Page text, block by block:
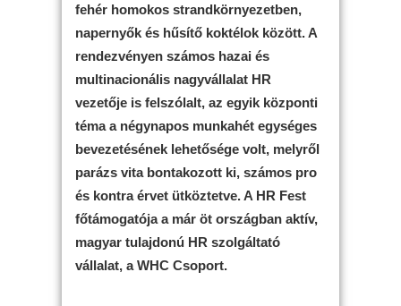
fehér homokos strandkörnyezetben,
napernyők és hűsítő koktélok között. A
rendezvényen számos hazai és
multinacionális nagyvállalat HR
vezetője is felszólalt, az egyik központi
téma a négynapos munkahét egységes
bevezetésének lehetősége volt, melyről
parázs vita bontakozott ki, számos pro
és kontra érvet ütköztetve. A HR Fest
főtámogatója a már öt országban aktív,
magyar tulajdonú HR szolgáltató
vállalat, a WHC Csoport.